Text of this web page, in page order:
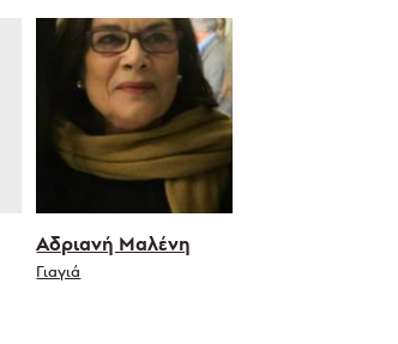
Αδριανή Μαλένη
Γιαγιά